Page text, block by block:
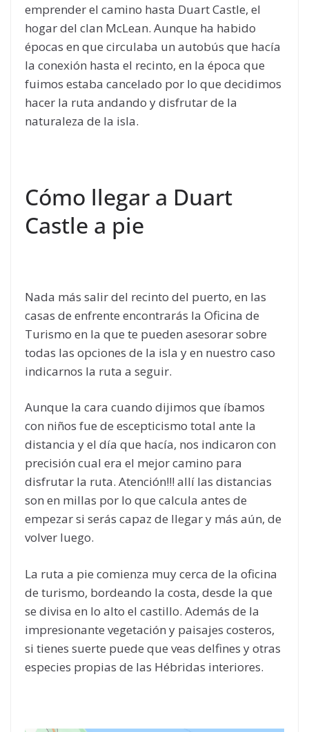
emprender el camino hasta Duart Castle, el
hogar del clan McLean. Aunque ha habido
épocas en que circulaba un autobús que hacía
la conexión hasta el recinto, en la época que
fuimos estaba cancelado por lo que decidimos
hacer la ruta andando y disfrutar de la
naturaleza de la isla.
Cómo llegar a Duart
Castle a pie
Nada más salir del recinto del puerto, en las
casas de enfrente encontrarás la Oficina de
Turismo en la que te pueden asesorar sobre
todas las opciones de la isla y en nuestro caso
indicarnos la ruta a seguir.
Aunque la cara cuando dijimos que íbamos
con niños fue de escepticismo total ante la
distancia y el día que hacía, nos indicaron con
precisión cual era el mejor camino para
disfrutar la ruta. Atención!!! allí las distancias
son en millas por lo que calcula antes de
empezar si serás capaz de llegar y más aún, de
volver luego.
La ruta a pie comienza muy cerca de la oficina
de turismo, bordeando la costa, desde la que
se divisa en lo alto el castillo. Además de la
impresionante vegetación y paisajes costeros,
si tienes suerte puede que veas delfines y otras
especies propias de las Hébridas interiores.